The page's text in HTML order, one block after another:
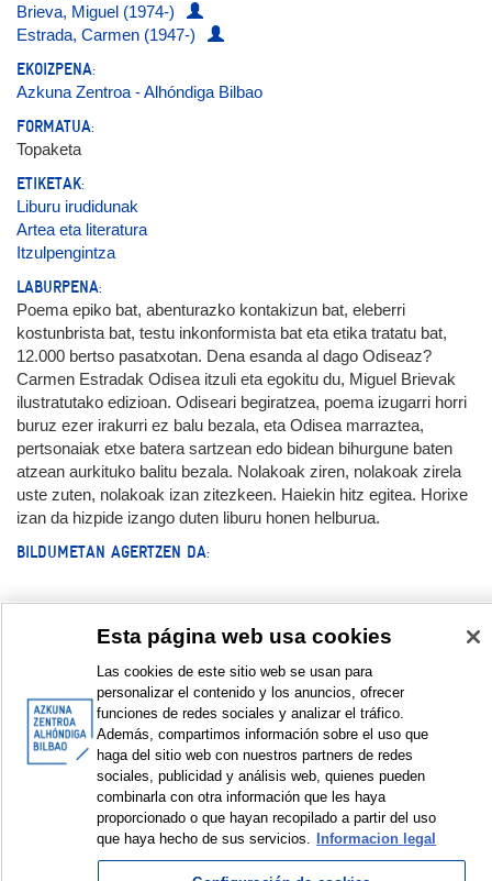
Brieva, Miguel (1974-)
Estrada, Carmen (1947-)
EKOIZPENA:
Azkuna Zentroa - Alhóndiga Bilbao
FORMATUA:
Topaketa
ETIKETAK:
Liburu irudidunak
Artea eta literatura
Itzulpengintza
LABURPENA:
Poema epiko bat, abenturazko kontakizun bat, eleberri
kostunbrista bat, testu inkonformista bat eta etika tratatu bat,
12.000 bertso pasatxotan. Dena esanda al dago Odiseaz?
Carmen Estradak Odisea itzuli eta egokitu du, Miguel Brievak
ilustratutako edizioan. Odiseari begiratzea, poema izugarri horri
buruz ezer irakurri ez balu bezala, eta Odisea marraztea,
pertsonaiak etxe batera sartzean edo bidean bihurgune baten
atzean aurkituko balitu bezala. Nolakoak ziren, nolakoak zirela
uste zuten, nolakoak izan zitezkeen. Haiekin hitz egitea. Horixe
izan da hizpide izango duten liburu honen helburua.
BILDUMETAN AGERTZEN DA:
Dokumentazioa:
Conversación | Hizketan | En conversación. Carmen Estrada eta
Miguel Brieva
Galería de fotos | Argazki galeria | Photo gallery © Azkuna
Zentroa – Alhóndiga Bilbao
DUBLIN CORE FORMATUAN BISTARATU
Esta página web usa cookies
Las cookies de este sitio web se usan para
personalizar el contenido y los anuncios, ofrecer
funciones de redes sociales y analizar el tráfico.
Además, compartimos información sobre el uso que
haga del sitio web con nuestros partners de redes
sociales, publicidad y análisis web, quienes pueden
combinarla con otra información que les haya
proporcionado o que hayan recopilado a partir del uso
que haya hecho de sus servicios.
Informacion legal